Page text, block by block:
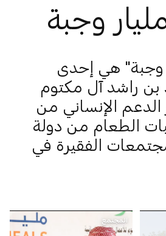
وجبة
وجبة" هي إحدى
راشد آل مكتوم
الدعم الإنساني من
الطعام من دولة
الفقيرة في
المجتمع